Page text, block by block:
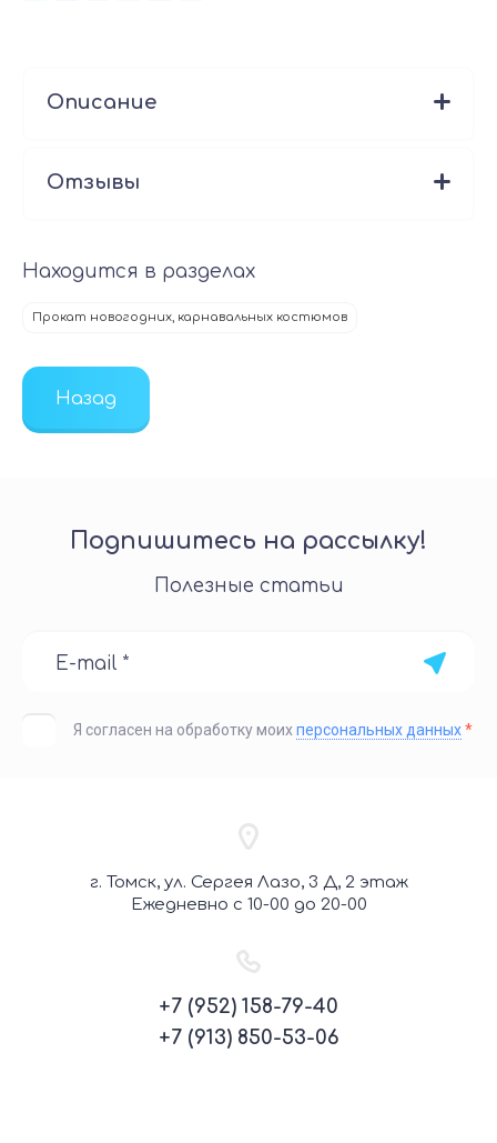
Описание
Отзывы
Находится в разделах
Прокат новогодних, карнавальных костюмов
Назад
Подпишитесь на рассылку!
Полезные статьи
Я согласен на обработку моихперсональных данных*
г. Томск, ул. Сергея Лазо, 3 Д, 2 этаж
Ежедневно с 10-00 до 20-00
+7 (952) 158-79-40
+7 (913) 850-53-06